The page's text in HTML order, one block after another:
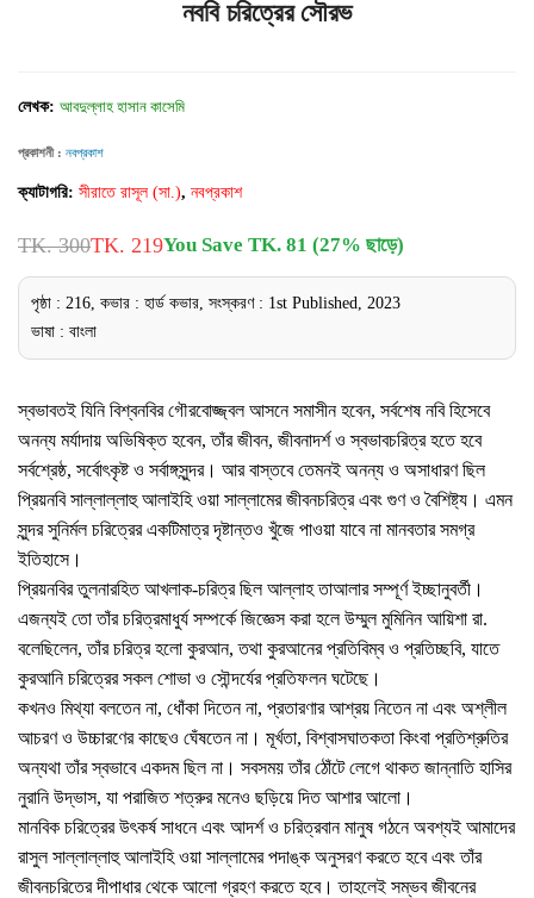
নববি চরিত্রের সৌরভ
লেখক: আবদুল্লাহ হাসান কাসেমি
প্রকাশনী : নবপ্রকাশ
ক্যাটাগরি: সীরাতে রাসূল (সা.), নবপ্রকাশ
TK. 300TK. 219You Save TK. 81 (27% ছাড়ে)
পৃষ্ঠা : 216, কভার : হার্ড কভার, সংস্করণ : 1st Published, 2023
ভাষা : বাংলা
স্বভাবতই যিনি বিশ্বনবির গৌরবোজ্জ্বল আসনে সমাসীন হবেন, সর্বশেষ নবি হিসেবে
অনন্য মর্যাদায় অভিষিক্ত হবেন, তাঁর জীবন, জীবনাদর্শ ও স্বভাবচরিত্র হতে হবে
সর্বশ্রেষ্ঠ, সর্বোৎকৃষ্ট ও সর্বাঙ্গসুন্দর। আর বাস্তবে তেমনই অনন্য ও অসাধারণ ছিল
প্রিয়নবি সাল্লাল্লাহু আলাইহি ওয়া সাল্লামের জীবনচরিত্র এবং গুণ ও বৈশিষ্ট্য। এমন
সুন্দর সুনির্মল চরিত্রের একটিমাত্র দৃষ্টান্তও খুঁজে পাওয়া যাবে না মানবতার সমগ্র
ইতিহাসে।
প্রিয়নবির তুলনারহিত আখলাক-চরিত্র ছিল আল্লাহ তাআলার সম্পূর্ণ ইচ্ছানুবর্তী।
এজন্যই তো তাঁর চরিত্রমাধুর্য সম্পর্কে জিজ্ঞেস করা হলে উম্মুল মুমিনিন আয়িশা রা.
বলেছিলেন, তাঁর চরিত্র হলো কুরআন, তথা কুরআনের প্রতিবিম্ব ও প্রতিচ্ছবি, যাতে
কুরআনি চরিত্রের সকল শোভা ও সৌন্দর্যের প্রতিফলন ঘটেছে।
কখনও মিথ্যা বলতেন না, ধোঁকা দিতেন না, প্রতারণার আশ্রয় নিতেন না এবং অশ্লীল
আচরণ ও উচ্চারণের কাছেও ঘেঁষতেন না। মূর্খতা, বিশ্বাসঘাতকতা কিংবা প্রতিশ্রুতির
অন্যথা তাঁর স্বভাবে একদম ছিল না। সবসময় তাঁর ঠোঁটে লেগে থাকত জান্নাতি হাসির
নুরানি উদ্ভাস, যা পরাজিত শত্রুর মনেও ছড়িয়ে দিত আশার আলো।
মানবিক চরিত্রের উৎকর্ষ সাধনে এবং আদর্শ ও চরিত্রবান মানুষ গঠনে অবশ্যই আমাদের
রাসুল সাল্লাল্লাহু আলাইহি ওয়া সাল্লামের পদাঙ্ক অনুসরণ করতে হবে এবং তাঁর
জীবনচরিতের দীপাধার থেকে আলো গ্রহণ করতে হবে। তাহলেই সম্ভব জীবনের